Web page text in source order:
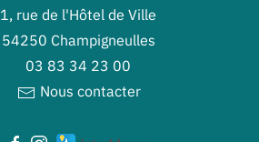
1, rue de l'Hôtel de Ville
54250 Champigneulles
03 83 34 23 00
Nous contacter